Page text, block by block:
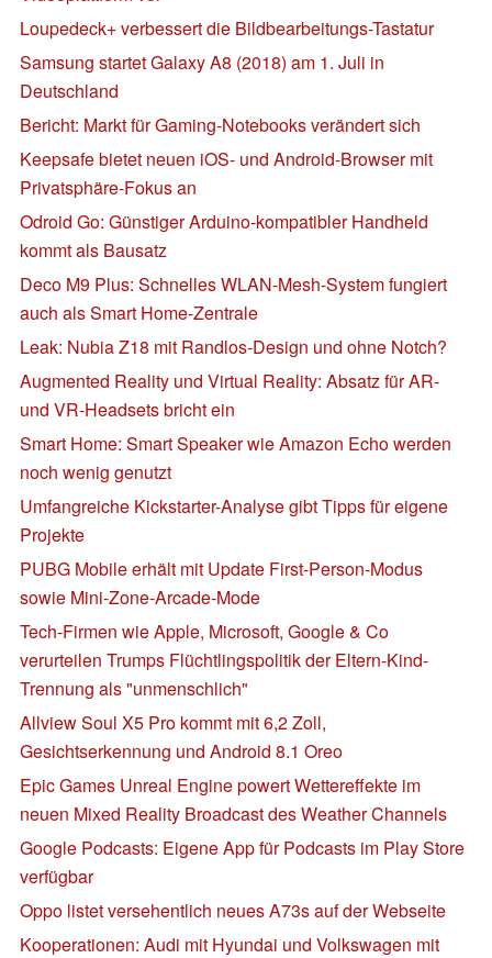
Loupedeck+ verbessert die Bildbearbeitungs-Tastatur
Samsung startet Galaxy A8 (2018) am 1. Juli in
Deutschland
Bericht: Markt für Gaming-Notebooks verändert sich
Keepsafe bietet neuen iOS- und Android-Browser mit
Privatsphäre-Fokus an
Odroid Go: Günstiger Arduino-kompatibler Handheld
kommt als Bausatz
Deco M9 Plus: Schnelles WLAN-Mesh-System fungiert
auch als Smart Home-Zentrale
Leak: Nubia Z18 mit Randlos-Design und ohne Notch?
Augmented Reality und Virtual Reality: Absatz für AR-
und VR-Headsets bricht ein
Smart Home: Smart Speaker wie Amazon Echo werden
noch wenig genutzt
Umfangreiche Kickstarter-Analyse gibt Tipps für eigene
Projekte
PUBG Mobile erhält mit Update First-Person-Modus
sowie Mini-Zone-Arcade-Mode
Tech-Firmen wie Apple, Microsoft, Google & Co
verurteilen Trumps Flüchtlingspolitik der Eltern-Kind-
Trennung als "unmenschlich"
Allview Soul X5 Pro kommt mit 6,2 Zoll,
Gesichtserkennung und Android 8.1 Oreo
Epic Games Unreal Engine powert Wettereffekte im
neuen Mixed Reality Broadcast des Weather Channels
Google Podcasts: Eigene App für Podcasts im Play Store
verfügbar
Oppo listet versehentlich neues A73s auf der Webseite
Kooperationen: Audi mit Hyundai und Volkswagen mit